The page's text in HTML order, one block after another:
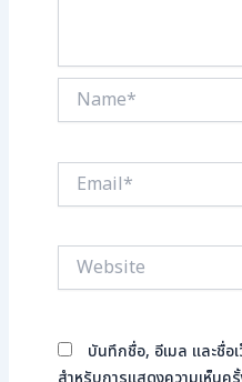
Name*
Email*
Website
บันทึกชื่อ, อีเมล และชื่อ